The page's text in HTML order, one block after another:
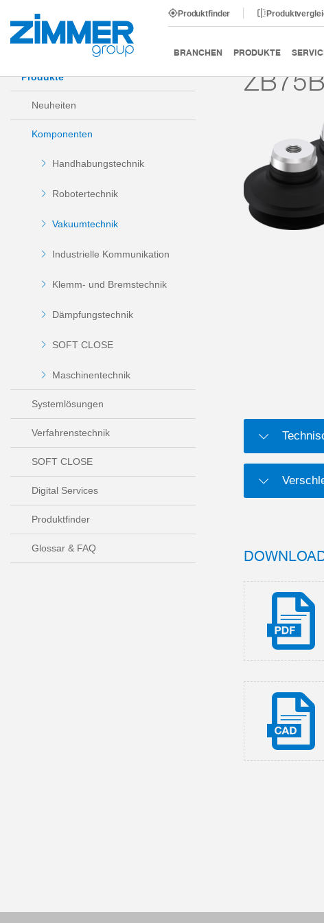
Produktfinder
BRANCHEN PRODUKTE
Start Produkte Komponenten Vakuumtechnik
Produkte
Neuheiten
Komponenten
Handhabungstechnik
Robotertechnik
Vakuumtechnik
Industrielle Kommunikation
Klemm- und Bremstechnik
Dämpfungstechnik
SOFT CLOSE
Maschinentechnik
Systemlösungen
Verfahrenstechnik
SOFT CLOSE
Digital Services
Produktfinder
Glossar & FAQ